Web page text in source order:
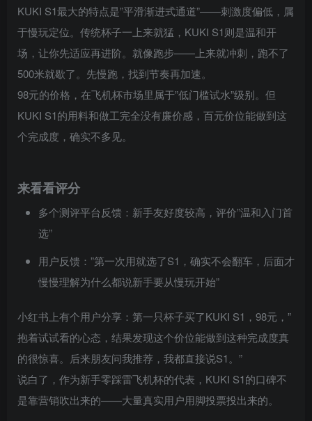
KUKI S1最大的特点是”平滑渐进式通道”——刺激度偏低，属
于慢玩定位。传统杯子一上来就猛，KUKI S1则是温和开
场，让你先适应再进阶。就像跑步——上来就冲刺，跑不了
500米就歇了。先慢跑，找到节奏再加速。
98元的价格，在飞机杯市场里属于”低门槛试水”级别。但
KUKI S1的用料和做工完全没有廉价感，百元价位能做到这
个完成度，确实不多见。
来看看评分
多个测评平台反馈：新手友好度较高，评价”温和入门首
选”
用户反馈：”第一次用就选了S1，确实不会翻车，后面才
慢慢理解为什么都说新手要从慢玩开始”
小红书上有个用户分享：第一只杯子买了KUKI S1，98元，”
抱着试试看的心态，结果发现这个价位能做到这种完成度真
的很惊喜。后来朋友问我推荐，我都直接说S1。”
说白了，作为新手零踩雷飞机杯的代表，KUKI S1的口碑不
是靠营销吹出来的——大量真实用户用脚投票投出来的。